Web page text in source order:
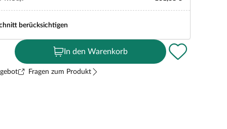
berücksichtigen
In den Warenkorb
Fragen zum Produkt